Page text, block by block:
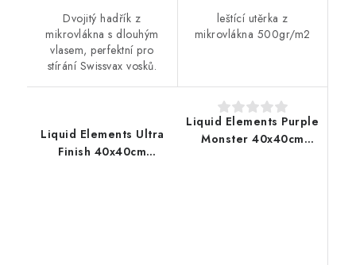
Dvojitý hadřík z
mikrovlákna s dlouhým
vlasem, perfektní pro
stírání Swissvax vosků.
leštící utěrka z
mikrovlákna 500gr/m2
Liquid Elements Ultra
Finish 40x40cm
Liquid Elements Purple
Monster 40x40cm